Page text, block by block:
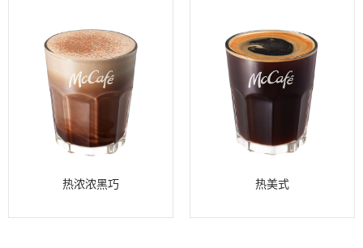
热浓浓黑巧 热美式